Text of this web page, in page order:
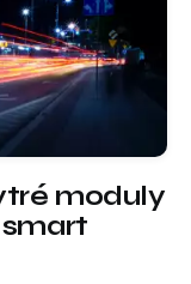
moduly